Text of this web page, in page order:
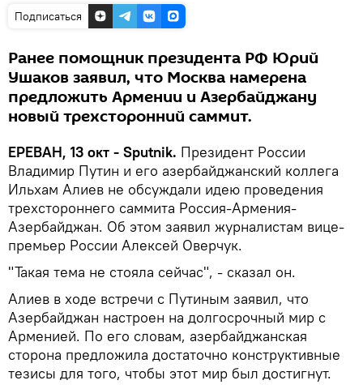
Подписаться
Ранее помощник президента РФ Юрий
Ушаков заявил, что Москва намерена
предложить Армении и Азербайджану
новый трехсторонний саммит.
ЕРЕВАН, 13 окт - Sputnik. Президент России
Владимир Путин и его азербайджанский коллега
Ильхам Алиев не обсуждали идею проведения
трехстороннего саммита Россия-Армения-
Азербайджан. Об этом заявил журналистам вице-
премьер России Алексей Оверчук.
"Такая тема не стояла сейчас", - сказал он.
Алиев в ходе встречи с Путиным заявил, что
Азербайджан настроен на долгосрочный мир с
Арменией. По его словам, азербайджанская
сторона предложила достаточно конструктивные
тезисы для того, чтобы этот мир был достигнут.